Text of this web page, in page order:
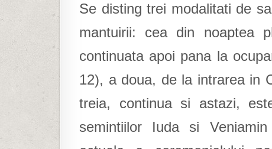
Se disting trei modalitati de
mantuirii: cea din noaptea
continuata apoi pana la
12), a doua, de la intrarea in
treia, continua si astazi,
semintiilor Iuda si